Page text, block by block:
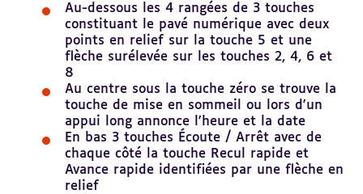
Au-dessous les 4 rangées de 3 touches
constituant le pavé numérique avec deux
points en relief sur la touche 5 et une
flèche surélevée sur les touches 2, 4, 6 et
8
Au centre sous la touche zéro se trouve la
touche de mise en sommeil ou lors d'un
appui long annonce l'heure et la date
En bas 3 touches Écoute / Arrêt avec de
chaque côté la touche Recul rapide et
Avance rapide identifiées par une flèche en
relief